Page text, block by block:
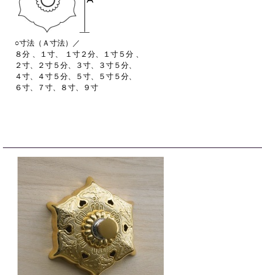
○寸法（Ａ寸法）／
８分 、１寸、 １寸２分、１寸５分 、
２寸、２寸５分、３寸、３寸５分、
４寸、４寸５分、５寸、５寸５分、
６寸、７寸、８寸、９寸